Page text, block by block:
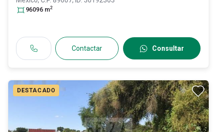
96096 m2
Contactar Consultar
DESTACADO